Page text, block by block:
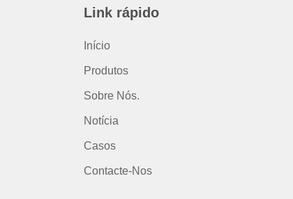
Link rápido
Início
Produtos
Sobre Nós.
Notícia
Casos
Contacte-Nos